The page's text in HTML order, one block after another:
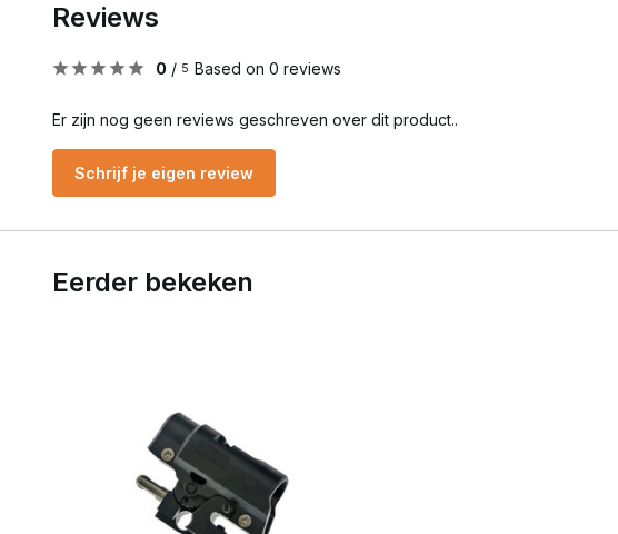
Reviews
0 / 5 Based on 0 reviews
Er zijn nog geen reviews geschreven over dit product..
Schrijf je eigen review
Eerder bekeken